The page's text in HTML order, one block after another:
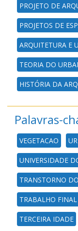
PROJETO DE
PROJETOS DE
ARQUITETURA E
TEORIA DO
HISTÓRIA DA
Palavras-
VEGETACAO
UNIVERSIDADE
TRANSTORNO
TRABALHO
TERCEIRA IDADE